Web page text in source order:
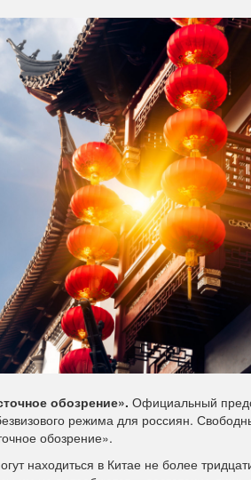
обозрение». Официальный
режима для россиян.
обозрение».
находиться в Китае не более